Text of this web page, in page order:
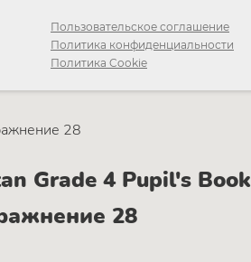
Пользовательское соглашение
Политика конфиденциальности
Политика Cookie
28
Grade 4 Pupil's Book
28